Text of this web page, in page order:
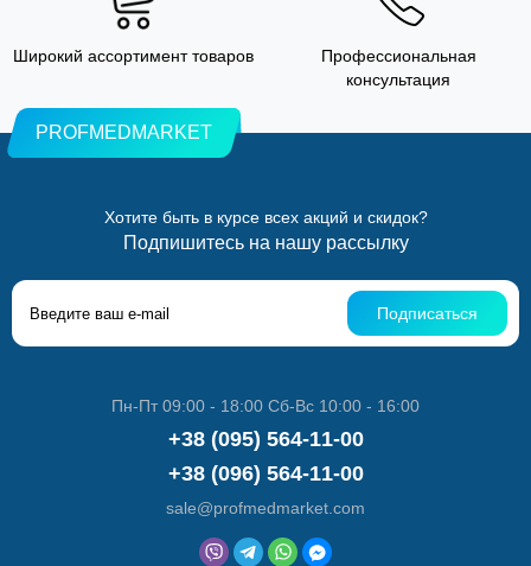
Широкий ассортимент товаров
Профессиональная
консультация
PROFMEDMARKET
Хотите быть в курсе всех акций и скидок?
Подпишитесь на нашу рассылку
Подписаться
Пн-Пт 09:00 - 18:00 Сб-Вс 10:00 - 16:00
+38 (095) 564-11-00
+38 (096) 564-11-00
sale@profmedmarket.com